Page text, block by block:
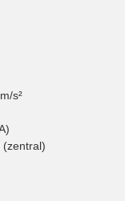
s²
(zentral)